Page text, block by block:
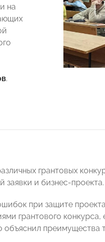
на
.
грантовых
заявки и бизнес-проекта.
при защите
грантового
преимущества